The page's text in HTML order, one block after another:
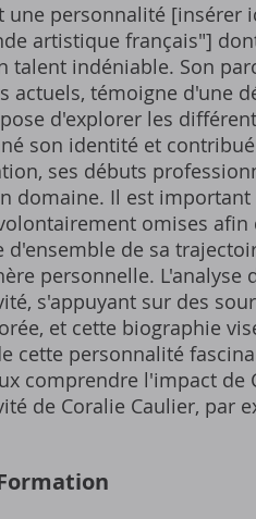
une personnalité [insérer
artistique français"]
talent indéniable. Son
actuels, témoigne d'une
d'explorer les
son identité et
ses débuts
domaine. Il est
omises
d'ensemble de sa
personnelle.
s'appuyant sur des
et cette biographie
cette personnalité
comprendre l'impact de
de Coralie Caulier, par